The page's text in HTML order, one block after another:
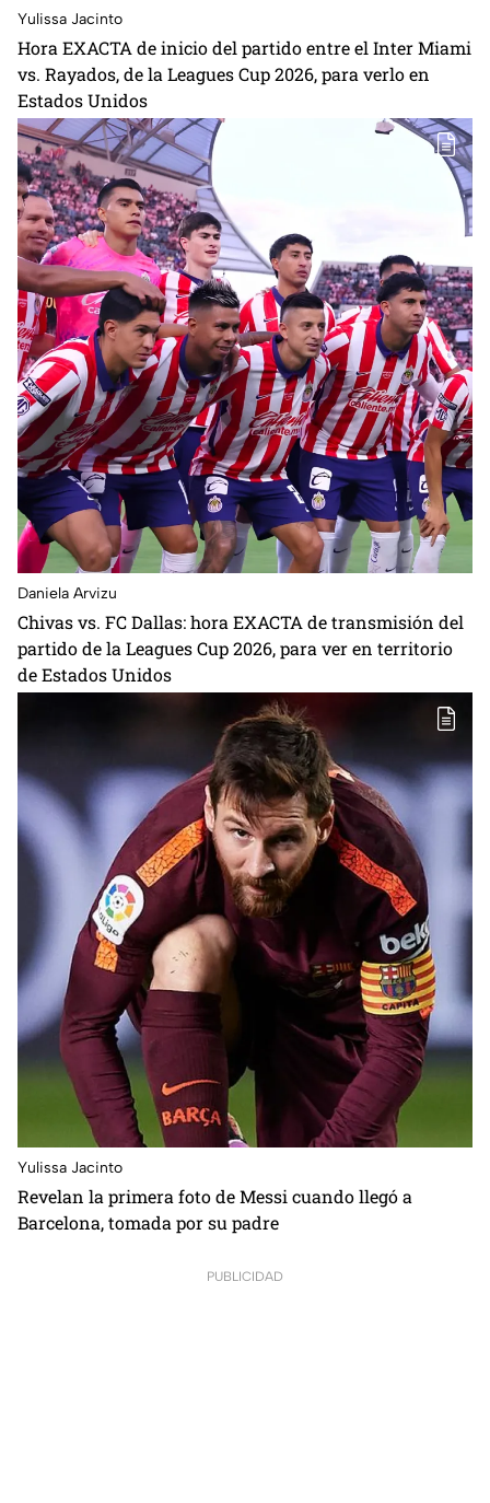
Yulissa Jacinto
Hora EXACTA de inicio del partido entre el Inter Miami
vs. Rayados, de la Leagues Cup 2026, para verlo en
Estados Unidos
Daniela Arvizu
Chivas vs. FC Dallas: hora EXACTA de transmisión del
partido de la Leagues Cup 2026, para ver en territorio
de Estados Unidos
Yulissa Jacinto
Revelan la primera foto de Messi cuando llegó a
Barcelona, tomada por su padre
PUBLICIDAD